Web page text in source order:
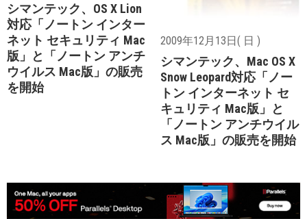
シマンテック、OS X Lion
対応「ノートン インター
ネット セキュリティ Mac
版」と「ノートン アンチ
ウイルス Mac版」の販売
を開始
2009年12月13日( 日 )
シマンテック、Mac OS X
Snow Leopard対応「ノー
トン インターネット セ
キュリティ Mac版」と
「ノートン アンチウイル
ス Mac版」の販売を開始